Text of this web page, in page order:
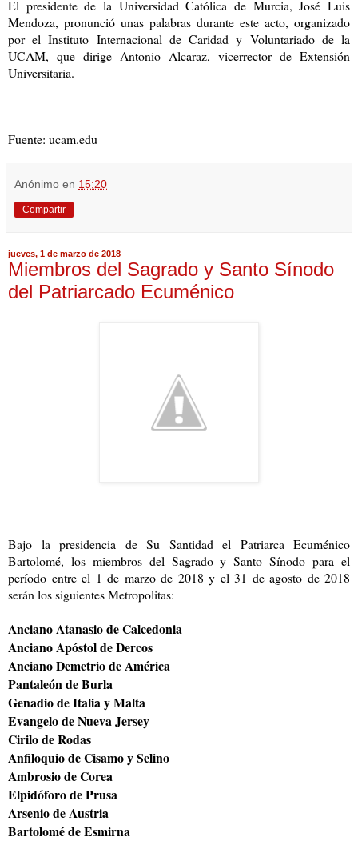
El presidente de la Universidad Católica de Murcia, José Luis
Mendoza, pronunció unas palabras durante este acto, organizado
por el Instituto Internacional de Caridad y Voluntariado de la
UCAM, que dirige Antonio Alcaraz, vicerrector de Extensión
Universitaria.
Fuente: ucam.edu
Anónimo en 15:20
Compartir
jueves, 1 de marzo de 2018
Miembros del Sagrado y Santo Sínodo
del Patriarcado Ecuménico
Bajo la presidencia de Su Santidad el Patriarca Ecuménico
Bartolomé, los miembros del Sagrado y Santo Sínodo para el
período entre el 1 de marzo de 2018 y el 31 de agosto de 2018
serán los siguientes Metropolitas:
Anciano Atanasio de Calcedonia
Anciano Apóstol de Dercos
Anciano Demetrio de América
Pantaleón de Burla
Genadio de Italia y Malta
Evangelo de Nueva Jersey
Cirilo de Rodas
Anfiloquio de Cisamo y Selino
Ambrosio de Corea
Elpidóforo de Prusa
Arsenio de Austria
Bartolomé de Esmirna